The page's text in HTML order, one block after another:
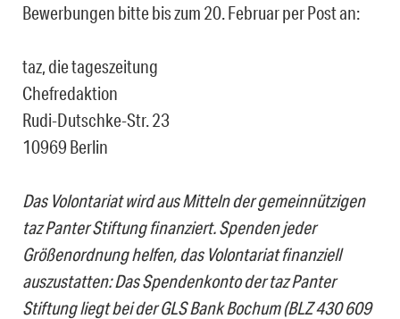
Bewerbungen bitte bis zum 20. Februar per Post an:
taz, die tageszeitung
Chefredaktion
Rudi-Dutschke-Str. 23
10969 Berlin
Das Volontariat wird aus Mitteln der gemeinnützigen
taz Panter Stiftung finanziert. Spenden jeder
Größenordnung helfen, das Volontariat finanziell
auszustatten: Das Spendenkonto der taz Panter
Stiftung liegt bei der GLS Bank Bochum (BLZ 430 609